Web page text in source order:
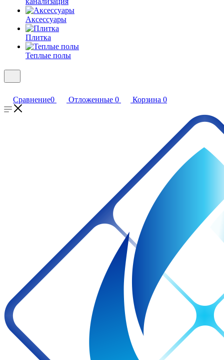
Аксессуары
Плитка
Теплые полы
Сравнение0 Отложенные 0 Корзина 0